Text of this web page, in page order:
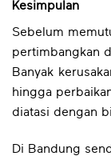
Kesimpulan
Sebelum
pertimbangkan
Banyak
hingga
diatasi dengan
Di Bandung